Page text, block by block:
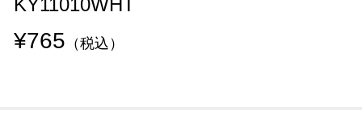
¥765 （税込）